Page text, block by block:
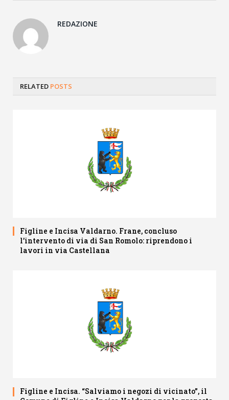
REDAZIONE
RELATED POSTS
Figline e Incisa Valdarno. Frane, concluso
l’intervento di via di San Romolo: riprendono i
lavori in via Castellana
Figline e Incisa. “Salviamo i negozi di vicinato”, il